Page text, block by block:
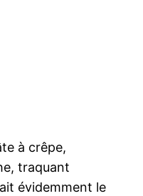
à crêpe,
traquant
évidemment le